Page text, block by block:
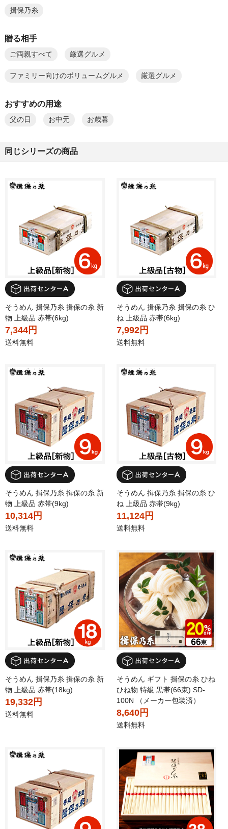
揖保乃糸
贈る相手
ご両親すべて 厳選グルメ
ファミリー向けのボリュームグルメ 厳選グルメ
おすすめの用途
父の日 お中元 お歳暮
同じシリーズの商品
そうめん 揖保乃糸 揖保の糸 新
物 上級品 赤帯(6kg)
7,344円
送料無料
そうめん 揖保乃糸 揖保の糸 ひ
ね 上級品 赤帯(6kg)
7,992円
送料無料
そうめん 揖保乃糸 揖保の糸 新
物 上級品 赤帯(9kg)
10,314円
送料無料
そうめん 揖保乃糸 揖保の糸 ひ
ね 上級品 赤帯(9kg)
11,124円
送料無料
そうめん 揖保乃糸 揖保の糸 新
物 上級品 赤帯(18kg)
19,332円
送料無料
そうめん ギフト 揖保の糸 ひね
ひね物 特級 黒帯(66束) SD-
100N （メーカー包装済）
8,640円
送料無料